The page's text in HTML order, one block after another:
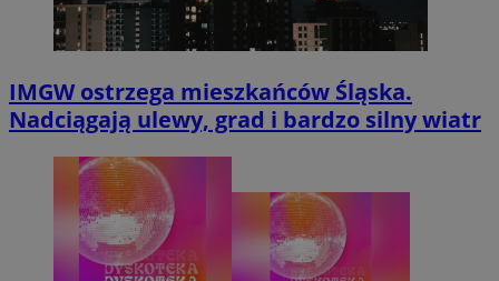
IMGW ostrzega mieszkańców Śląska.
Nadciągają ulewy, grad i bardzo silny wiatr